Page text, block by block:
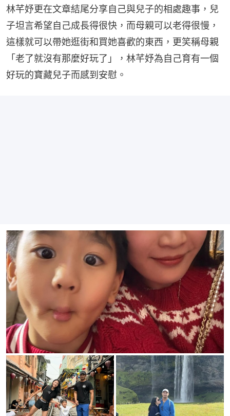
林芊妤更在文章結尾分享自己與兒子的相處趣事，兒
子坦言希望自己成長得很快，而母親可以老得很慢，
這樣就可以帶她逛街和買她喜歡的東西，更笑稱母親
「老了就沒有那麼好玩了」，林芊妤為自己育有一個
好玩的寶藏兒子而感到安慰。